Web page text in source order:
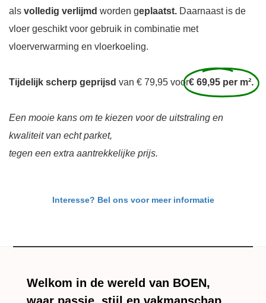
als volledig verlijmd worden geplaatst. Daarnaast is de
vloer geschikt voor gebruik in combinatie met
vloerverwarming en vloerkoeling.
Tijdelijk scherp geprijsd van € 79,95 voor€ 69,95 per m².
Een mooie kans om te kiezen voor de uitstraling en
kwaliteit van echt parket,
tegen een extra aantrekkelijke prijs.
Interesse? Bel ons voor meer informatie
Welkom in de wereld van BOEN,